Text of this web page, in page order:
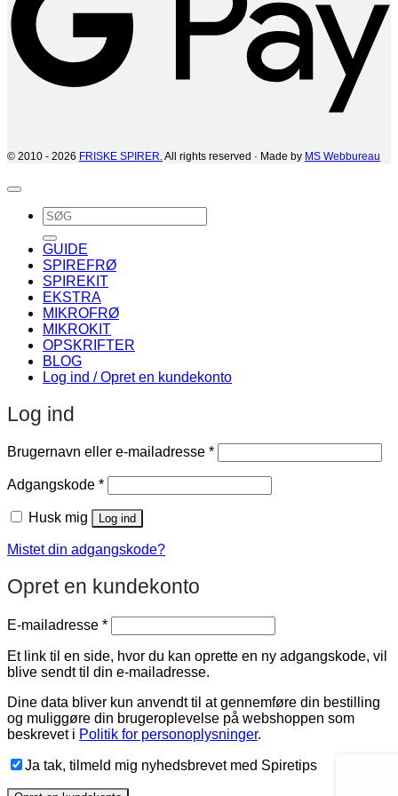
© 2010 - 2026 FRISKE SPIRER. All rights reserved · Made by MS Webbureau
Søg
efter:
GUIDE
SPIREFRØ
SPIREKIT
EKSTRA
MIKROFRØ
MIKROKIT
OPSKRIFTER
BLOG
Log ind / Opret en kundekonto
Log ind
Brugernavn eller e-mailadresse *Påkrævet
Adgangskode *Påkrævet
Husk mig Log ind
Mistet din adgangskode?
Opret en kundekonto
E-mailadresse *Påkrævet
Et link til en side, hvor du kan oprette en ny adgangskode, vil
blive sendt til din e-mailadresse.
Dine data bliver kun anvendt til at gennemføre din bestilling
og muliggøre din brugeroplevelse på webshoppen som
beskrevet i Politik for personoplysninger.
Ja tak, tilmeld mig nyhedsbrevet med Spiretips